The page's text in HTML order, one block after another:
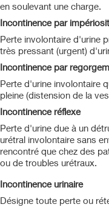
en soulevant une charge.
Incontinence par
Perte involontaire d'urine
très pressant (urgent)
Incontinence par
Perte d'urine involontaire
pleine (distension de la
Incontinence réflexe
Perte d'urine due à un
urétral involontaire sans
rencontré que chez des
ou de troubles urétraux.
Incontinence urinaire
Désigne toute perte ou